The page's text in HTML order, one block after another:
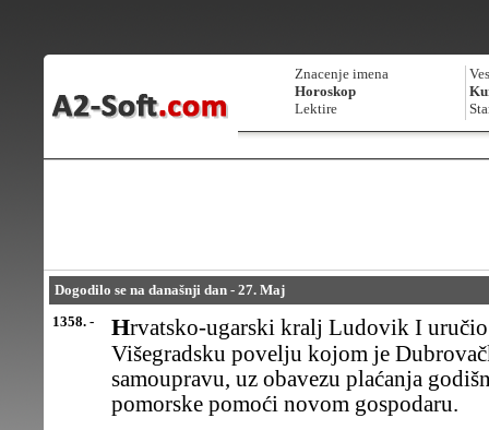
Znacenje imena
Horoskop
Lektire
Dogodilo se na današnji dan - 27. Maj
1358. -
Hrvatsko-ugarski kralj Ludovik I uručio je gradu Dubrovniku
Višegradsku povelju kojom je
samoupravu, uz obavezu plaćanja
pomorske pomoći novom gospodaru.